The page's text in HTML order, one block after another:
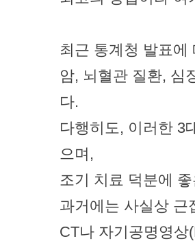
최근 통계청 발표에
암, 뇌혈관 질환, 심
다.
다행히도, 이러한 3
으며,
조기 치료 덕분에
과거에는 사실상 근
CT나 자기공명영